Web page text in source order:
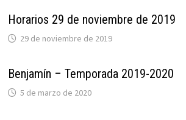
Horarios 29 de noviembre de 2019
29 de noviembre de 2019
Benjamín – Temporada 2019-2020
5 de marzo de 2020